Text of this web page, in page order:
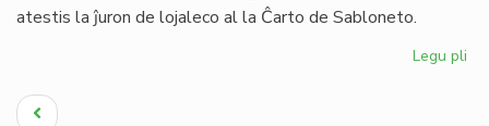
atestis la ĵuron de lojaleco al la Ĉarto de Sabloneto.
Legu pli
Pagination
Antaŭa